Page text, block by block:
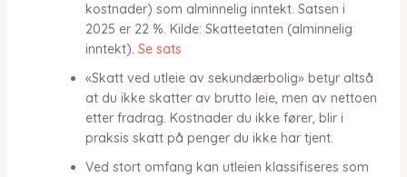
kostnader) som alminnelig inntekt. Satsen i
2025 er 22 %. Kilde: Skatteetaten (alminnelig
inntekt). Se sats
«Skatt ved utleie av sekundærbolig» betyr altså
at du ikke skatter av brutto leie, men av nettoen
etter fradrag. Kostnader du ikke fører, blir i
praksis skatt på penger du ikke har tjent.
Ved stort omfang kan utleien klassifiseres som